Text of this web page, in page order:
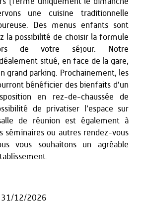
une cuisine traditionnelle
Des menus enfants sont
la possibilité de choisir la formule
lors de votre séjour. Notre
situé, en face de la gare,
grand parking. Prochainement, les
bénéficier des bienfaits d’un
en rez-de-chaussée de
de privatiser l’espace sur
de réunion est également à
séminaires ou autres rendez-vous
vous souhaitons un agréable
31/12/2026